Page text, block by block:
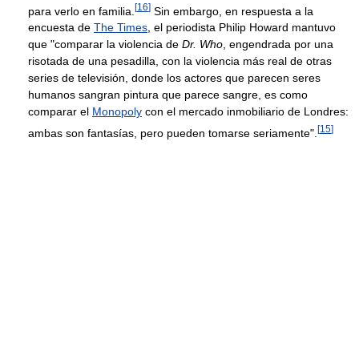
para verlo en familia. [16] Sin embargo, en respuesta a la
encuesta de The Times, el periodista Philip Howard mantuvo
que "comparar la violencia de Dr. Who, engendrada por una
risotada de una pesadilla, con la violencia más real de otras
series de televisión, donde los actores que parecen seres
humanos sangran pintura que parece sangre, es como
comparar el Monopoly con el mercado inmobiliario de Londres:
ambas son fantasías, pero pueden tomarse seriamente". [15]